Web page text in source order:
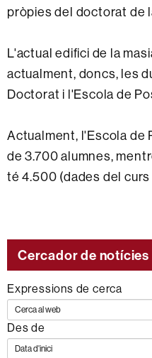
pròpies del doctorat de
L'actual edifici de la
actualment, doncs, les
Doctorat i l'Escola de
Actualment, l'Escola de
de 3.700 alumnes,
té 4.500 (dades del curs
Cercador de notícies
Expressions de cerca
Des de